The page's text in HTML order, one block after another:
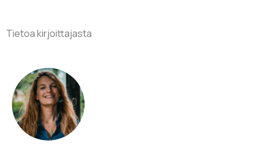
Tietoa kirjoittajasta